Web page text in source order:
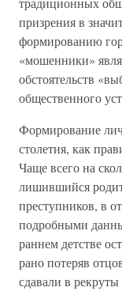
призрения в
формированию
«мошенники»
обстоятельств
общественного
Формирование
столетия, как
Чаще всего на
лишившийся
преступников, в
подробными
раннем детстве
рано потеряв
сдавали в